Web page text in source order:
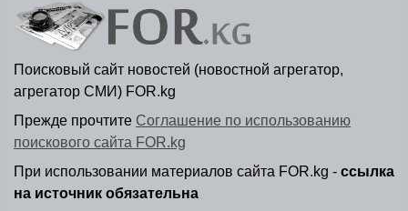
Поисковый сайт новостей (новостной агрегатор,
агрегатор СМИ) FOR.kg
Прежде прочтите Соглашение по использованию
поискового сайта FOR.kg
При использовании материалов сайта FOR.kg - ссылка
на источник обязательна